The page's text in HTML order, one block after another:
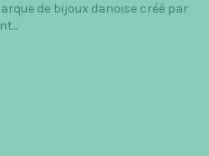
de bijoux danoise créé par